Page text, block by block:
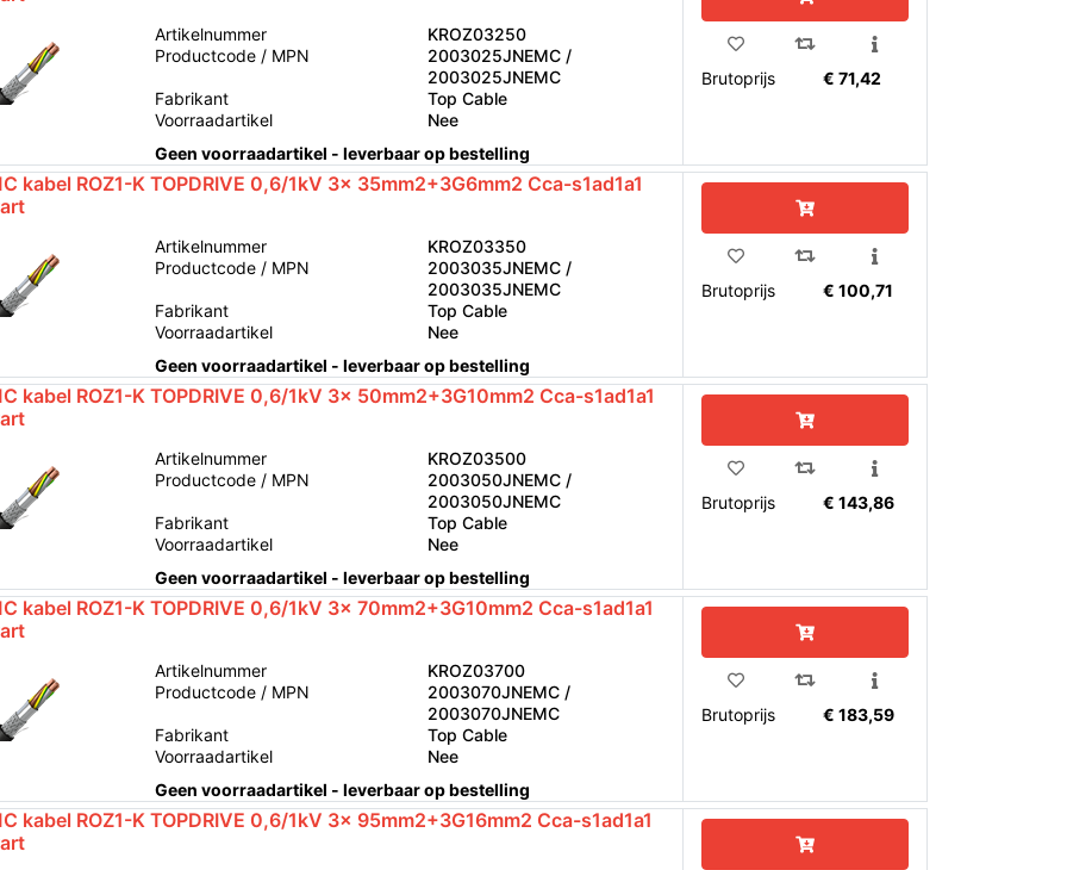
Artikelnummer
KROZ03250
Productcode / MPN
2003025JNEMC /
2003025JNEMC
Fabrikant
Top Cable
Voorraadartikel
Nee
Geen voorraadartikel - leverbaar op bestelling
Brutoprijs € 71,42
kabel ROZ1-K TOPDRIVE 0,6/1kV 3x 35mm2+3G6mm2 Cca-s1ad1a1
Artikelnummer
KROZ03350
Productcode / MPN
2003035JNEMC /
2003035JNEMC
Fabrikant
Top Cable
Voorraadartikel
Nee
Geen voorraadartikel - leverbaar op bestelling
Brutoprijs € 100,71
kabel ROZ1-K TOPDRIVE 0,6/1kV 3x 50mm2+3G10mm2 Cca-s1ad1a1
Artikelnummer
KROZ03500
Productcode / MPN
2003050JNEMC /
2003050JNEMC
Fabrikant
Top Cable
Voorraadartikel
Nee
Geen voorraadartikel - leverbaar op bestelling
Brutoprijs € 143,86
kabel ROZ1-K TOPDRIVE 0,6/1kV 3x 70mm2+3G10mm2 Cca-s1ad1a1
Artikelnummer
KROZ03700
Productcode / MPN
2003070JNEMC /
2003070JNEMC
Fabrikant
Top Cable
Voorraadartikel
Nee
Geen voorraadartikel - leverbaar op bestelling
Brutoprijs € 183,59
kabel ROZ1-K TOPDRIVE 0,6/1kV 3x 95mm2+3G16mm2 Cca-s1ad1a1